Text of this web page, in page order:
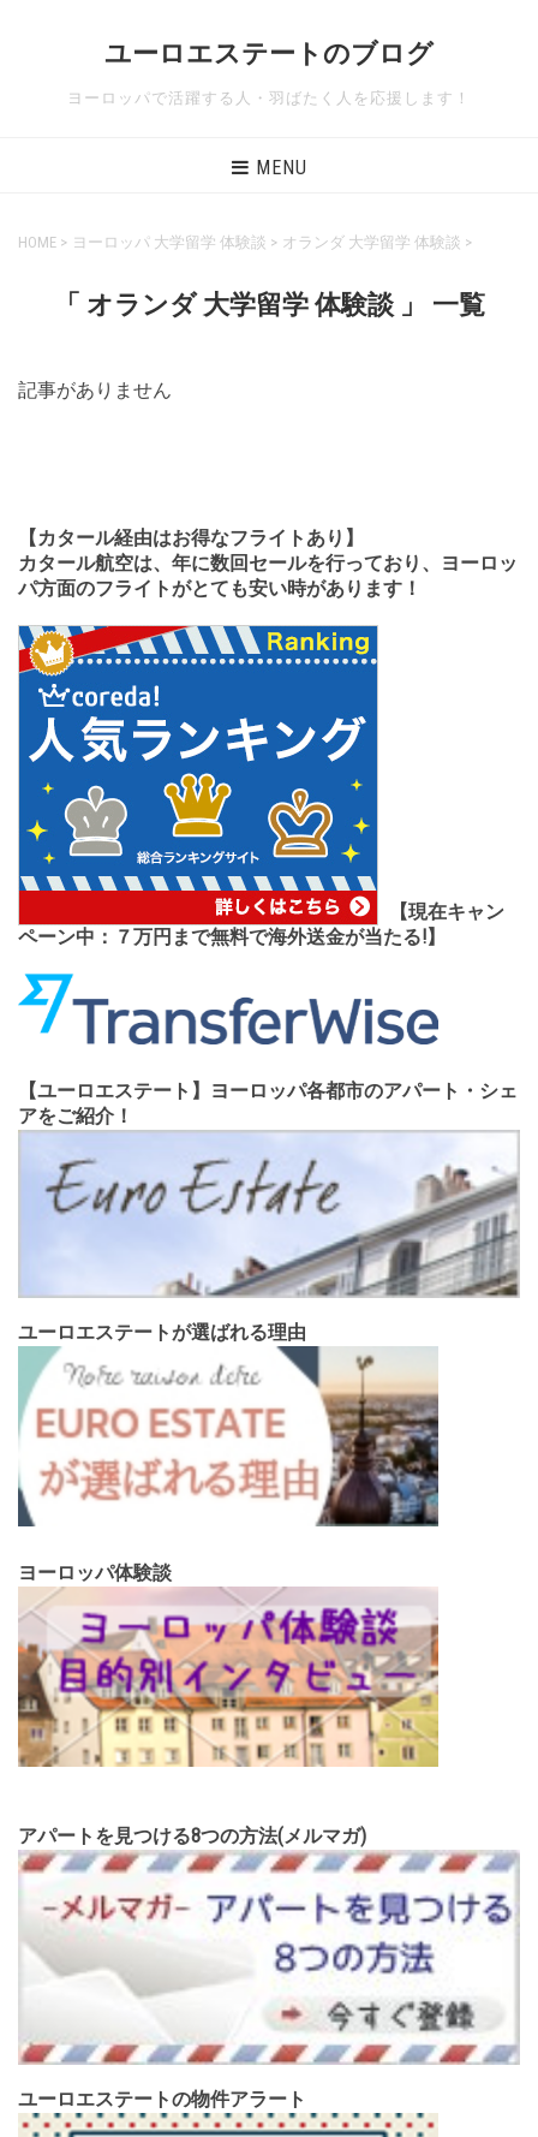
ユーロエステートのブログ
ヨーロッパで活躍する人・羽ばたく人を応援します！
MENU
HOME > ヨーロッパ 大学留学 体験談 > オランダ 大学留学 体験談 >
「 オランダ 大学留学 体験談 」 一覧
記事がありません
【カタール経由はお得なフライトあり】
カタール航空は、年に数回セールを行っており、ヨーロッ
パ方面のフライトがとても安い時があります！
【現在キャン
ペーン中：７万円まで無料で海外送金が当たる!】
【ユーロエステート】ヨーロッパ各都市のアパート・シェ
アをご紹介！
ユーロエステートが選ばれる理由
ヨーロッパ体験談
アパートを見つける8つの方法(メルマガ)
ユーロエステートの物件アラート